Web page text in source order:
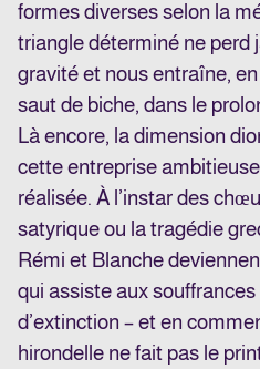
formes diverses selon la
triangle déterminé ne perd
gravité et nous entraîne,
saut de biche, dans le
Là encore, la dimension
cette entreprise
réalisée. À l’instar des
satyrique ou la tragédie
Rémi et Blanche
qui assiste aux
d’extinction – et en
hirondelle ne fait pas le